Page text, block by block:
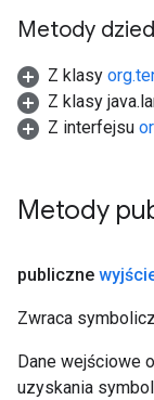
Metody
Z klasy
Z klasy
Z interfejsu
Metody
publiczne
Zwraca
Dane wejściowe
uzyskania